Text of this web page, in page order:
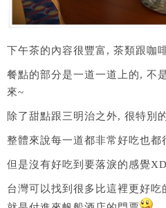
下午茶的內容很豐富, 茶類跟咖
餐點的部分是一道一道上的, 不
來~
除了甜點跟三明治之外, 很特別
整體來說每一道都非常好吃也都
但是沒有好吃到要落淚的感覺XD
台灣可以找到很多比這裡更好吃